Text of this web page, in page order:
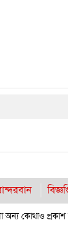
অন্য কোথাও